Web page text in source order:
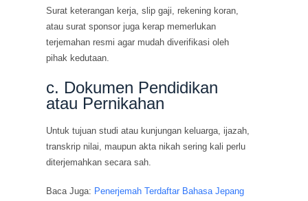
Surat keterangan kerja, slip gaji, rekening koran,
atau surat sponsor juga kerap memerlukan
terjemahan resmi agar mudah diverifikasi oleh
pihak kedutaan.
c. Dokumen Pendidikan
atau Pernikahan
Untuk tujuan studi atau kunjungan keluarga, ijazah,
transkrip nilai, maupun akta nikah sering kali perlu
diterjemahkan secara sah.
Baca Juga: Penerjemah Terdaftar Bahasa Jepang